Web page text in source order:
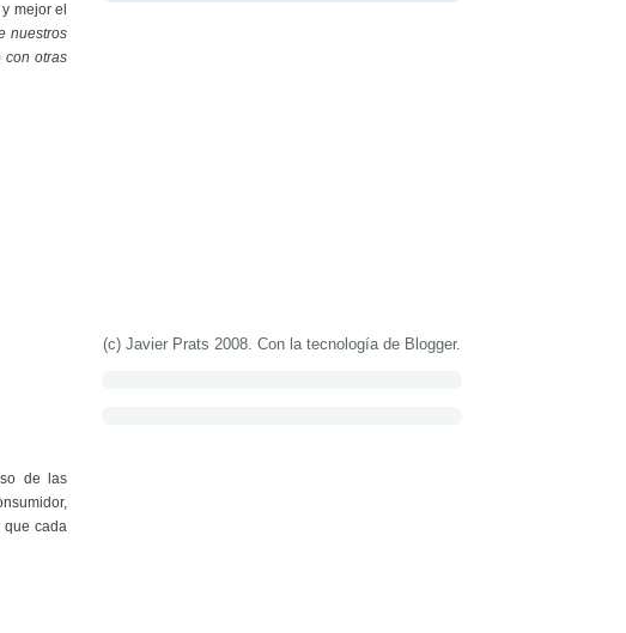
mejor el
nuestros
con otras
de las
que cada
(c) Javier Prats 2008. Con la tecnología de Blogger.